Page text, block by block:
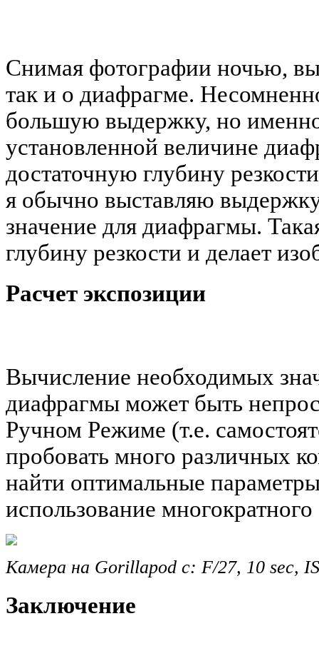
Снимая фотографии ночью,
так и о диафрагме.
большую выдержку, но
установленной величине
достаточную глубину
я обычно выставляю
значение для диафрагмы.
глубину резкости и делает
Расчет экспозиции
Вычисление необходимых
диафрагмы может быть
Ручном Режиме (т.е.
пробовать много различных
найти оптимальные
использование
Камера на Gorillapod с: F/27, 10 sec,
Заключение